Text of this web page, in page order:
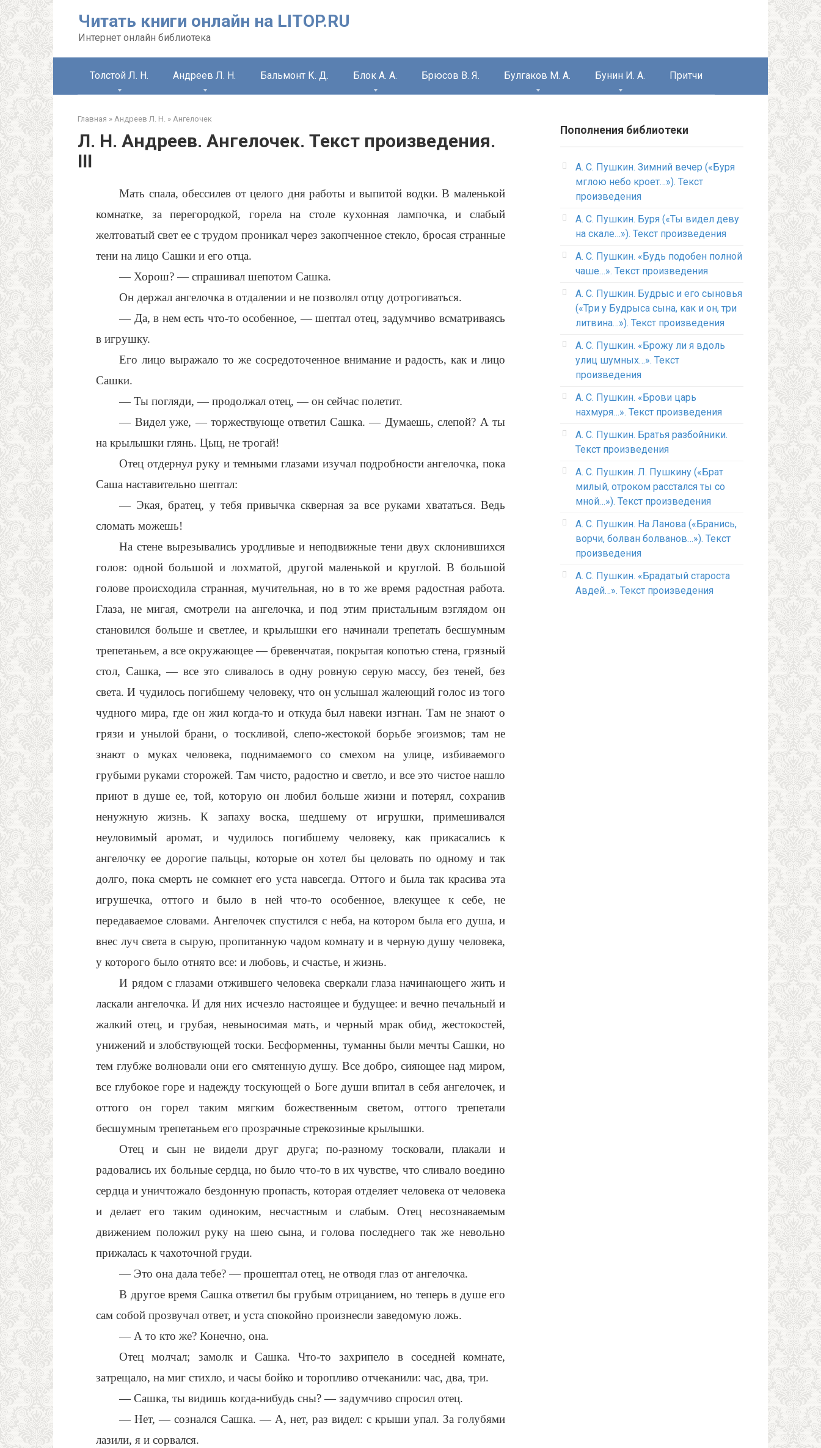
Читать книги онлайн на LITOP.RU
Интернет онлайн библиотека
Толстой Л. Н. Андреев Л. Н. Бальмонт К. Д. Блок А. А. Брюсов В. Я. Булгаков М. А. Бунин И. А. Притчи
Главная » Андреев Л. Н. » Ангелочек
Л. Н. Андреев. Ангелочек. Текст произведения.
III
Мать спала, обессилев от целого дня работы и выпитой водки. В маленькой
комнатке, за перегородкой, горела на столе кухонная лампочка, и слабый
желтоватый свет ее с трудом проникал через закопченное стекло, бросая странные
тени на лицо Сашки и его отца.
— Хорош? — спрашивал шепотом Сашка.
Он держал ангелочка в отдалении и не позволял отцу дотрогиваться.
— Да, в нем есть что-то особенное, — шептал отец, задумчиво всматриваясь
в игрушку.
Его лицо выражало то же сосредоточенное внимание и радость, как и лицо
Сашки.
— Ты погляди, — продолжал отец, — он сейчас полетит.
— Видел уже, — торжествующе ответил Сашка. — Думаешь, слепой? А ты
на крылышки глянь. Цыц, не трогай!
Отец отдернул руку и темными глазами изучал подробности ангелочка, пока
Саша наставительно шептал:
— Экая, братец, у тебя привычка скверная за все руками хвататься. Ведь
сломать можешь!
На стене вырезывались уродливые и неподвижные тени двух склонившихся
голов: одной большой и лохматой, другой маленькой и круглой. В большой
голове происходила странная, мучительная, но в то же время радостная работа.
Глаза, не мигая, смотрели на ангелочка, и под этим пристальным взглядом он
становился больше и светлее, и крылышки его начинали трепетать бесшумным
трепетаньем, а все окружающее — бревенчатая, покрытая копотью стена, грязный
стол, Сашка, — все это сливалось в одну ровную серую массу, без теней, без
света. И чудилось погибшему человеку, что он услышал жалеющий голос из того
чудного мира, где он жил когда-то и откуда был навеки изгнан. Там не знают о
грязи и унылой брани, о тоскливой, слепо-жестокой борьбе эгоизмов; там не
знают о муках человека, поднимаемого со смехом на улице, избиваемого
грубыми руками сторожей. Там чисто, радостно и светло, и все это чистое нашло
приют в душе ее, той, которую он любил больше жизни и потерял, сохранив
ненужную жизнь. К запаху воска, шедшему от игрушки, примешивался
неуловимый аромат, и чудилось погибшему человеку, как прикасались к
ангелочку ее дорогие пальцы, которые он хотел бы целовать по одному и так
долго, пока смерть не сомкнет его уста навсегда. Оттого и была так красива эта
игрушечка, оттого и было в ней что-то особенное, влекущее к себе, не
передаваемое словами. Ангелочек спустился с неба, на котором была его душа, и
внес луч света в сырую, пропитанную чадом комнату и в черную душу человека,
у которого было отнято все: и любовь, и счастье, и жизнь.
И рядом с глазами отжившего человека сверкали глаза начинающего жить и
ласкали ангелочка. И для них исчезло настоящее и будущее: и вечно печальный и
жалкий отец, и грубая, невыносимая мать, и черный мрак обид, жестокостей,
унижений и злобствующей тоски. Бесформенны, туманны были мечты Сашки, но
тем глубже волновали они его смятенную душу. Все добро, сияющее над миром,
все глубокое горе и надежду тоскующей о Боге души впитал в себя ангелочек, и
оттого он горел таким мягким божественным светом, оттого трепетали
бесшумным трепетаньем его прозрачные стрекозиные крылышки.
Отец и сын не видели друг друга; по-разному тосковали, плакали и
радовались их больные сердца, но было что-то в их чувстве, что сливало воедино
сердца и уничтожало бездонную пропасть, которая отделяет человека от человека
и делает его таким одиноким, несчастным и слабым. Отец несознаваемым
движением положил руку на шею сына, и голова последнего так же невольно
прижалась к чахоточной груди.
— Это она дала тебе? — прошептал отец, не отводя глаз от ангелочка.
В другое время Сашка ответил бы грубым отрицанием, но теперь в душе его
сам собой прозвучал ответ, и уста спокойно произнесли заведомую ложь.
— А то кто же? Конечно, она.
Отец молчал; замолк и Сашка. Что-то захрипело в соседней комнате,
затрещало, на миг стихло, и часы бойко и торопливо отчеканили: час, два, три.
— Сашка, ты видишь когда-нибудь сны? — задумчиво спросил отец.
— Нет, — сознался Сашка. — А, нет, раз видел: с крыши упал. За голубями
лазили, я и сорвался.
Пополнения библиотеки
А. С. Пушкин. Зимний вечер («Буря
мглою небо кроет…»). Текст
произведения
А. С. Пушкин. Буря («Ты видел деву
на скале…»). Текст произведения
А. С. Пушкин. «Будь подобен полной
чаше…». Текст произведения
А. С. Пушкин. Будрыс и его сыновья
(«Три у Будрыса сына, как и он, три
литвина…»). Текст произведения
А. С. Пушкин. «Брожу ли я вдоль
улиц шумных…». Текст
произведения
А. С. Пушкин. «Брови царь
нахмуря…». Текст произведения
А. С. Пушкин. Братья разбойники.
Текст произведения
А. С. Пушкин. Л. Пушкину («Брат
милый, отроком расстался ты со
мной…»). Текст произведения
А. С. Пушкин. На Ланова («Бранись,
ворчи, болван болванов…»). Текст
произведения
А. С. Пушкин. «Брадатый староста
Авдей…». Текст произведения